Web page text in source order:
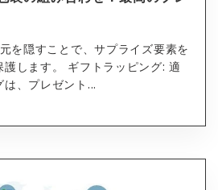
を隠すことで、サプライズ要素を
します。 ギフトラッピング: 適
、プレゼント...